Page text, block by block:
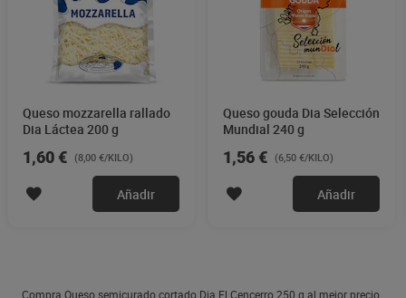
Queso mozzarella rallado
Dia Láctea 200 g
1,60 € (8,00 €/KILO)
Añadir
Queso gouda Dia Selección
Mundial 240 g
1,56 € (6,50 €/KILO)
Añadir
Compra Queso semicurado cortado Dia El Cencerro 250 g al mejor precio